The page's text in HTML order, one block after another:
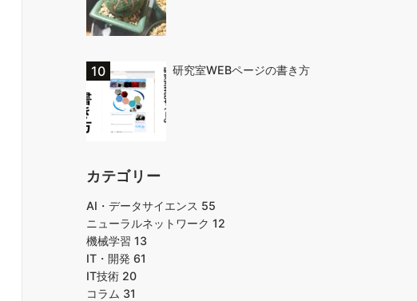
研究室WEBページの書き方
カテゴリー
AI・データサイエンス 55
ニューラルネットワーク 12
機械学習 13
IT・開発 61
IT技術 20
コラム 31